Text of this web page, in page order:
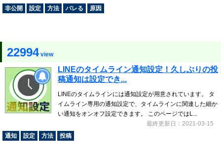
非公開
設定 方法 バレる 原因
22994view
LINEのタイムライン通知設定！久しぶりの投
稿通知は設定でき...
LINEのタイムラインには通知設定が用意されています。 タ
イムライン専用の通知設定で、タイムラインに関連した細か
い通知をオンオフ設定できます。 このページではL...
最終更新日：2021-03-15
通知
設定 方法 投稿